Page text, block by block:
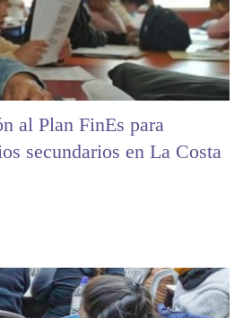
al Plan FinEs para
secundarios en La Costa